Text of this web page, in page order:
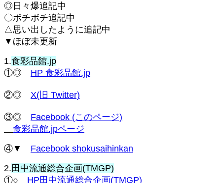
◎日々爆追記中
〇ボチボチ追記中
△思い出したように追記中
▼ほぼ未更新
1.食彩品館.jp
①◎ HP 食彩品館.jp
②◎ X(旧 Twitter)
③◎ Facebook (このページ)
食彩品館.jpページ
④▼ Facebook shokusaihinkan
2. 田中流通総合企画(TMGP)
①○ HP田中流通総合企画(TMGP)